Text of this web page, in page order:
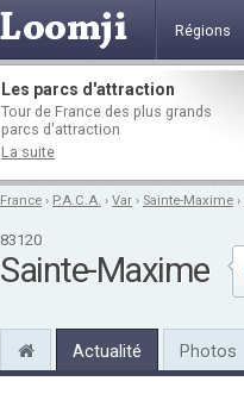
Régions
Les parcs d'attraction
Tour de France des plus grands
parcs d'attraction
La suite
France › P.A.C.A. › Var › Sainte-Maxime ›
83120
Sainte-Maxime
Actualité Photos